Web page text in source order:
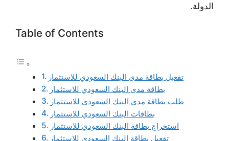
الدولة.
Table of Contents
تفعيل بطاقة مدى البنك السعودي للاستثمار
بطاقة مدى البنك السعودي للاستثمار
طلب بطاقة مدى البنك السعودي للاستثمار
بطاقات البنك السعودي للاستثمار
استخراج بطاقة البنك السعودي للاستثمار
تفعيل بطاقة البنك السعودي للاستثمار